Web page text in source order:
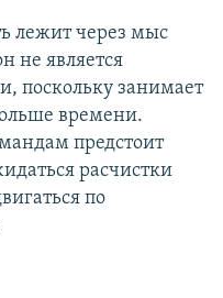
лежит через мыс
не является
поскольку занимает
времени.
предстоит
расчистки
по